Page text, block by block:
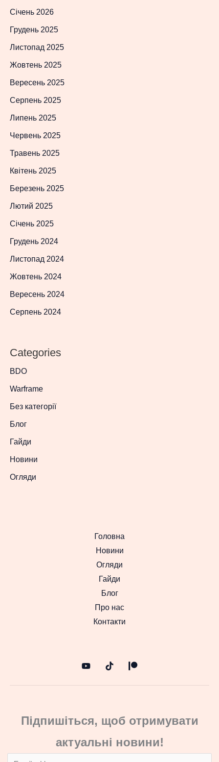
Січень 2026
Грудень 2025
Листопад 2025
Жовтень 2025
Вересень 2025
Серпень 2025
Липень 2025
Червень 2025
Травень 2025
Квітень 2025
Березень 2025
Лютий 2025
Січень 2025
Грудень 2024
Листопад 2024
Жовтень 2024
Вересень 2024
Серпень 2024
Categories
BDO
Warframe
Без категорії
Блог
Гайди
Новини
Огляди
Головна
Новини
Огляди
Гайди
Блог
Про нас
Контакти
Підпишіться, щоб отримувати
актуальні новини!